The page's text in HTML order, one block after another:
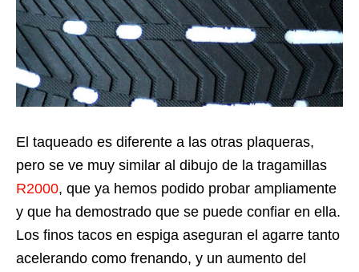
El taqueado es diferente a las otras plaqueras,
pero se ve muy similar al dibujo de la tragamillas
R2000, que ya hemos podido probar ampliamente
y que ha demostrado que se puede confiar en ella.
Los finos tacos en espiga aseguran el agarre tanto
acelerando como frenando, y un aumento del